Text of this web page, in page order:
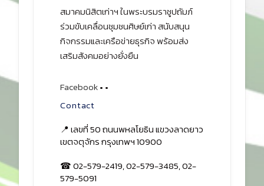
สมาคมนิสิตเก่าฯ ในพระบรมราชูปถัมภ์
ร่วมขับเคลื่อนชุมชนศิษย์เก่า สนับสนุน
กิจกรรมและเครือข่ายธุรกิจ พร้อมส่ง
เสริมสังคมอย่างยั่งยืน
Facebook• •
Contact
📍 เลขที่ 50 ถนนพหลโยธิน แขวงลาดยาว
เขตจตุจักร กรุงเทพฯ 10900
☎ 02-579-2419, 02-579-3485, 02-
579-5091